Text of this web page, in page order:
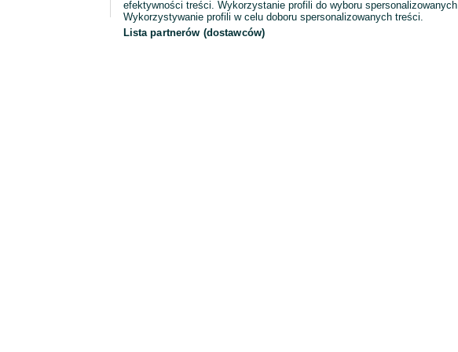
efektywności treści. Wykorzystanie profili do wyboru
Wykorzystywanie profili w celu doboru spersonalizowanych treści.
Lista partnerów (dostawców)